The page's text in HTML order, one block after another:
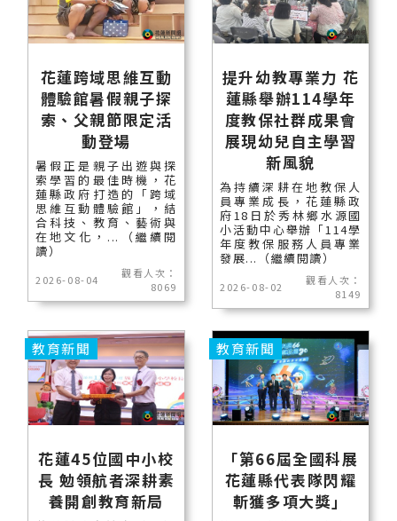
花蓮跨域思維互動
體驗館暑假親子探
索、父親節限定活
動登場
暑假正是親子出遊與探
索學習的最佳時機，花
蓮縣政府打造的「跨域
思維互動體驗館」，結
合科技、教育、藝術與
在地文化，...（繼續閱
讀）
2026-08-04
觀看人次：
8069
提升幼教專業力 花
蓮縣舉辦114學年
度教保社群成果會
展現幼兒自主學習
新風貌
為持續深耕在地教保人
員專業成長，花蓮縣政
府18日於秀林鄉水源國
小活動中心舉辦「114學
年度教保服務人員專業
發展...（繼續閱讀）
2026-08-02
觀看人次：
8149
花蓮45位國中小校
長 勉領航者深耕素
養開創教育新局
教育新聞
「第66屆全國科展
花蓮縣代表隊閃耀
斬獲多項大獎」
教育新聞